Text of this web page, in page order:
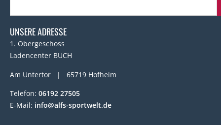
UNSERE ADRESSE
1. Obergeschoss
Ladencenter BUCH
Am Untertor | 65719 Hofheim
Telefon: 06192 27505
E-Mail: info@alfs-sportwelt.de